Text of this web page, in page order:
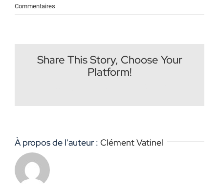
Commentaires
Share This Story, Choose Your
Platform!
À propos de l'auteur : Clément Vatinel